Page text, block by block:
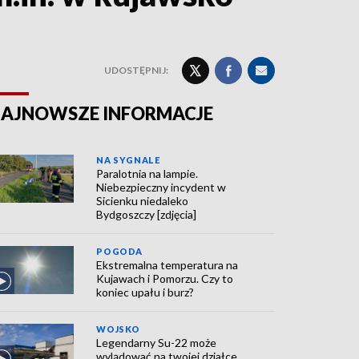
UDOSTĘPNIJ:
INFORMACJE
NA SYGNALE
Paralotnia na lampie.
Niebezpieczny incydent w
Sicienku niedaleko
Bydgoszczy [zdjęcia]
POGODA
Ekstremalna temperatura na
Kujawach i Pomorzu. Czy to
koniec upału i burz?
WOJSKO
Legendarny Su-22 może
wylądować na twojej działce.